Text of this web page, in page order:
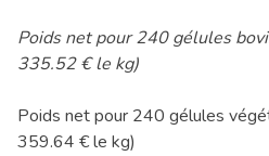
Poids net pour 240 gélules
335.52 € le kg)
Poids net pour 240 gélules
359.64 € le kg)